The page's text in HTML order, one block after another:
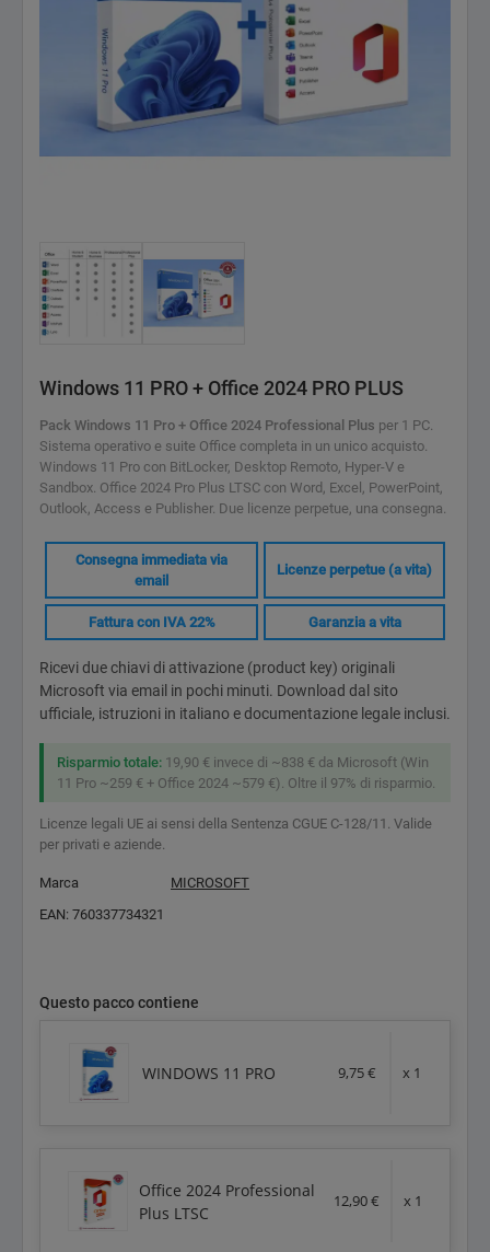
Windows 11 PRO + Office 2024 PRO PLUS
Pack Windows 11 Pro + Office 2024 Professional Plus per 1 PC.
Sistema operativo e suite Office completa in un unico acquisto.
Windows 11 Pro con BitLocker, Desktop Remoto, Hyper-V e
Sandbox. Office 2024 Pro Plus LTSC con Word, Excel, PowerPoint,
Outlook, Access e Publisher. Due licenze perpetue, una consegna.
Consegna immediata via
email
Licenze perpetue (a vita)
Fattura con IVA 22% Garanzia a vita
Ricevi due chiavi di attivazione (product key) originali
Microsoft via email in pochi minuti. Download dal sito
ufficiale, istruzioni in italiano e documentazione legale inclusi.
Risparmio totale: 19,90 € invece di ~838 € da Microsoft (Win
11 Pro ~259 € + Office 2024 ~579 €). Oltre il 97% di risparmio.
Licenze legali UE ai sensi della Sentenza CGUE C-128/11. Valide
per privati e aziende.
Marca
MICROSOFT
EAN: 760337734321
Questo pacco contiene
WINDOWS 11 PRO 9,75 € x 1
Office 2024 Professional
Plus LTSC
12,90 € x 1